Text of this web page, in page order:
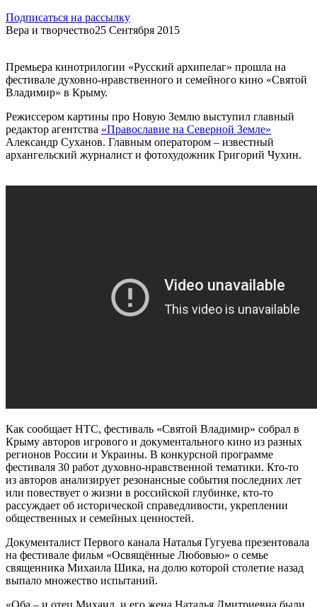
Подписаться на рассылку
Вера и творчество25 Сентября 2015
Премьера кинотрилогии «Русский архипелаг» прошла на
фестивале духовно-нравственного и семейного кино «Святой
Владимир» в Крыму.
Режиссером картины про Новую Землю выступил главный
редактор агентства «Православие на Северной Земле»
Александр Суханов. Главным оператором – известный
архангельский журналист и фотохудожник Григорий Чухин.
Как сообщает НТС, фестиваль «Святой Владимир» собрал в
Крыму авторов игрового и документального кино из разных
регионов России и Украины. В конкурсной программе
фестиваля 30 работ духовно-нравственной тематики. Кто-то
из авторов анализирует резонансные события последних лет
или повествует о жизни в российской глубинке, кто-то
рассуждает об исторической справедливости, укреплении
общественных и семейных ценностей.
Документалист Первого канала Наталья Гугуева презентовала
на фестивале фильм «Освящённые Любовью» о семье
священника Михаила Шика, на долю которой столетие назад
выпало множество испытаний.
«Оба – и отец Михаил, и его жена Наталья Дмитриевна были